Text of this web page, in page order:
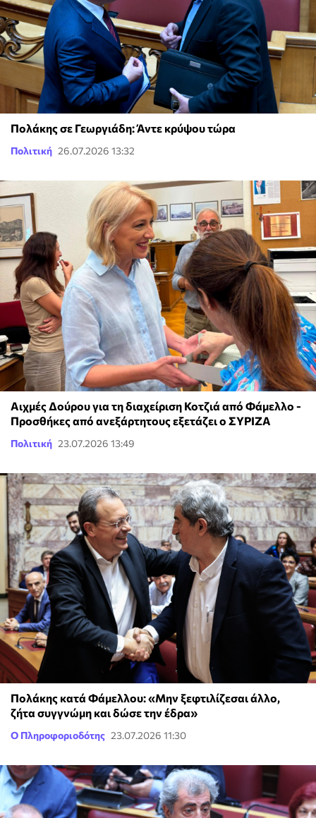
Πολάκης σε Γεωργιάδη: Άντε κρύψου τώρα
Πολιτική 26.07.2026 13:32
Αιχμές Δούρου για τη διαχείριση Κοτζιά από Φάμελλο -
Προσθήκες από ανεξάρτητους εξετάζει ο ΣΥΡΙΖΑ
Πολιτική 23.07.2026 13:49
Πολάκης κατά Φάμελλου: «Μην ξεφτιλίζεσαι άλλο,
ζήτα συγγνώμη και δώσε την έδρα»
Ο Πληροφοριοδότης 23.07.2026 11:30